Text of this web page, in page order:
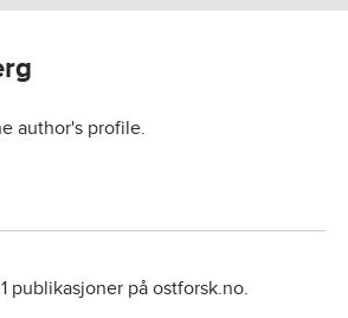
author's profile.
publikasjoner på ostforsk.no.